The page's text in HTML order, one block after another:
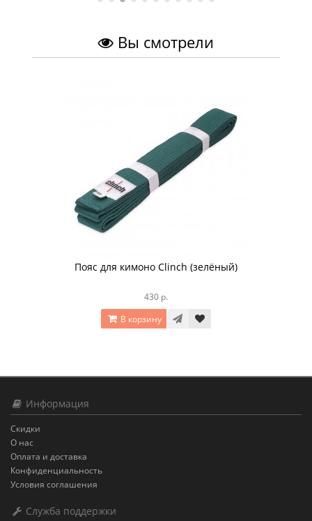
Вы смотрели
Пояс для кимоно Clinch (зелёный)
430 р.
В корзину
Информация
Скидки
О нас
Оплата и доставка
Конфиденциальность
Условия соглашения
Служба поддержки